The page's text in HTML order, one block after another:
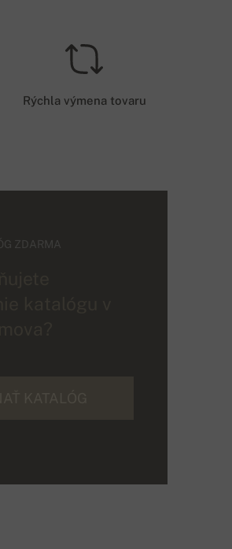
Rýchla výmena tovaru
ZDARMA